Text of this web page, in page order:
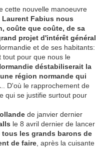
cette nouvelle manoeuvre
Laurent Fabius nous
coûte que coûte, de sa
projet d'intérêt général
et de ses habitants:
tout pour que nous le
déstabiliserait la
région normande qui
.. D'où le rapprochement de
qui se justifie surtout pour
de janvier dernier
le 8 avril dernier de lancer
les grands barons de
de faire , après la cuisante